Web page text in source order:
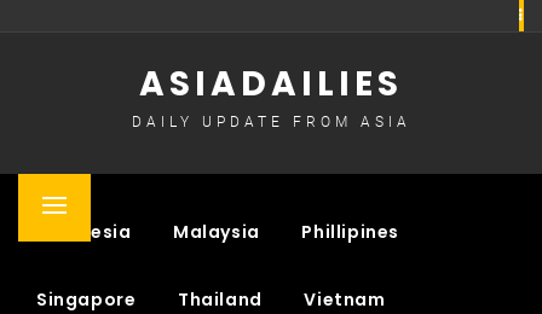
ASIADAILIES
DAILY UPDATE FROM ASIA
Primary
Indonesia Malaysia Phillipines
Singapore Thailand Vietnam